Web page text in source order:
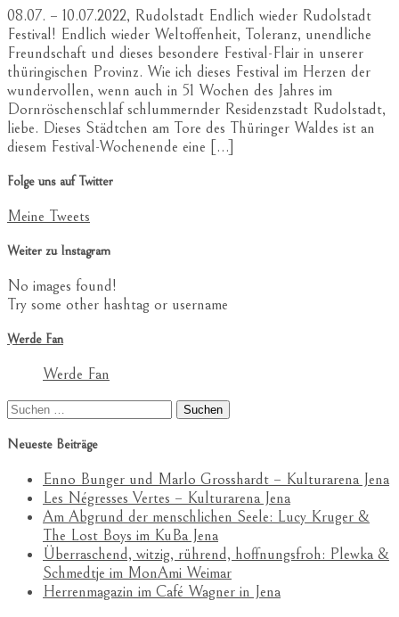
08.07. – 10.07.2022, Rudolstadt Endlich wieder Rudolstadt
Festival! Endlich wieder Weltoffenheit, Toleranz, unendliche
Freundschaft und dieses besondere Festival-Flair in unserer
thüringischen Provinz. Wie ich dieses Festival im Herzen der
wundervollen, wenn auch in 51 Wochen des Jahres im
Dornröschenschlaf schlummernder Residenzstadt Rudolstadt,
liebe. Dieses Städtchen am Tore des Thüringer Waldes ist an
diesem Festival-Wochenende eine […]
Folge uns auf Twitter
Meine Tweets
Weiter zu Instagram
No images found!
Try some other hashtag or username
Werde Fan
Werde Fan
Suchen
Neueste Beiträge
Enno Bunger und Marlo Grosshardt – Kulturarena Jena
Les Négresses Vertes – Kulturarena Jena
Am Abgrund der menschlichen Seele: Lucy Kruger &
The Lost Boys im KuBa Jena
Überraschend, witzig, rührend, hoffnungsfroh: Plewka &
Schmedtje im MonAmi Weimar
Herrenmagazin im Café Wagner in Jena